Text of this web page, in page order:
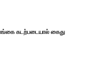
கடற்படையால் கைது